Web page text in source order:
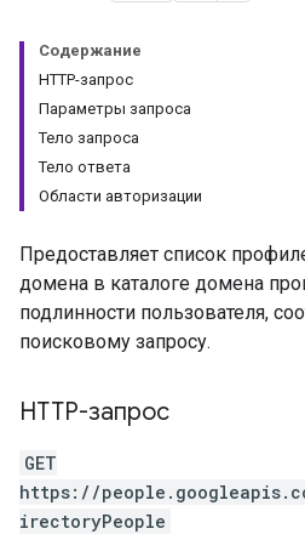
Содержание
HTTP-запрос
Параметры запроса
Тело запроса
Тело ответа
Области авторизации
Предоставляет список
домена в каталоге домена
подлинности пользователя,
поисковому запросу.
HTTP-запрос
GET
https://
irectoryPeople